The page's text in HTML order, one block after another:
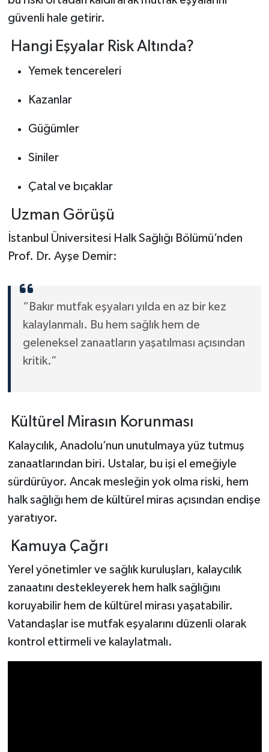
güvenli hale getirir.
Hangi Eşyalar Risk Altında?
Yemek tencereleri
Kazanlar
Güğümler
Siniler
Çatal ve bıçaklar
Uzman Görüşü
İstanbul Üniversitesi Halk Sağlığı Bölümü’nden
Prof. Dr. Ayşe Demir:
“Bakır mutfak eşyaları yılda en az bir kez
kalaylanmalı. Bu hem sağlık hem de
geleneksel zanaatların yaşatılması açısından
kritik.”
Kültürel Mirasın Korunması
Kalaycılık, Anadolu’nun unutulmaya yüz tutmuş
zanaatlarından biri. Ustalar, bu işi el emeğiyle
sürdürüyor. Ancak mesleğin yok olma riski, hem
halk sağlığı hem de kültürel miras açısından endişe
yaratıyor.
Kamuya Çağrı
Yerel yönetimler ve sağlık kuruluşları, kalaycılık
zanaatını destekleyerek hem halk sağlığını
koruyabilir hem de kültürel mirası yaşatabilir.
Vatandaşlar ise mutfak eşyalarını düzenli olarak
kontrol ettirmeli ve kalaylatmalı.